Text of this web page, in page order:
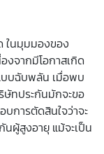
ในมุมมองของ
งจากมีโอกาสเกิด
บบฉับพลัน เมื่อพบ
ษัทประกันมักจะขอ
บการตัดสินใจว่าจะ
นผู้สูงอายุ แม้จะเป็น